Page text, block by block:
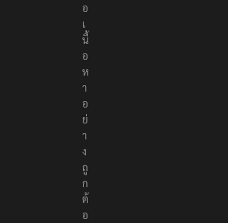
อ
เ
นื้
อ
ห
า
อ
ย่
า
ง
ถู
ก
ต้
อ